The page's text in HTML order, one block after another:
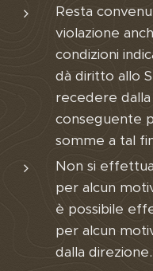
Resta
violazione
condizioni
dà diritto allo
recedere
conseguente
somme a tal
Non si
per alcun
è possibile
per alcun
dalla direzione.